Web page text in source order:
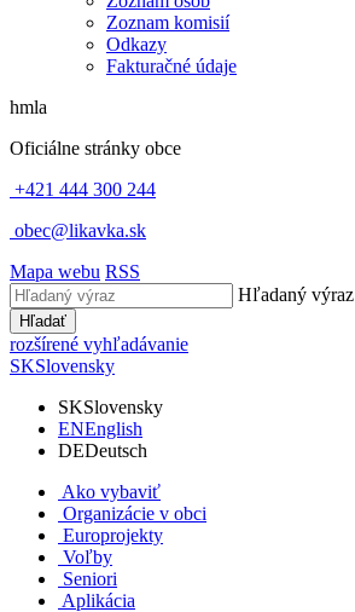
Zoznam komisií
Odkazy
Fakturačné údaje
hmla
Oficiálne stránky obce
+421 444 300 244
obec@likavka.sk
Mapa webu RSS
Hľadaný výraz
Hľadať
rozšírené vyhľadávanie
SKSlovensky
SKSlovensky
ENEnglish
DEDeutsch
Ako vybaviť
Organizácie v obci
Europrojekty
Voľby
Seniori
Aplikácia